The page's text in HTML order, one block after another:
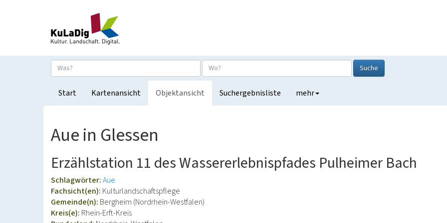
Suche
Start Kartenansicht Objektansicht Suchergebnisliste mehr
Aue in Glessen
Erzählstation 11 des Wassererlebnispfades Pulheimer Bach
Schlagwörter:Aue
Fachsicht(en): Kulturlandschaftspflege
Gemeinde(n): Bergheim (Nordrhein-Westfalen)
Kreis(e): Rhein-Erft-Kreis